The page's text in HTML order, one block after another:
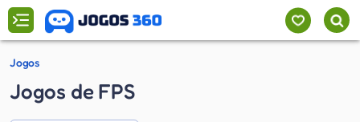
Jogos
Jogos de FPS